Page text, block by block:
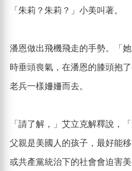
「朱莉？朱莉？」小美叫著。
潘恩做出飛機飛走的手勢。「
時垂頭喪氣，在潘恩的膝頭抱
老兵一樣姍姍而去。
「請了解，」艾立克解釋說，
父親是美國人的孩子，最好能
或共產黨統治下的社會會迫害